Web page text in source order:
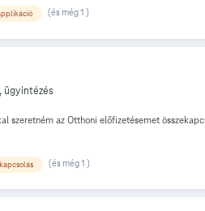
(és még 1 )
ügyintézés
szeretném az Otthoni előfizetésemet
(és még 1 )